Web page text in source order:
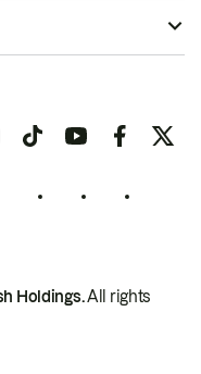
Holdings.All rights